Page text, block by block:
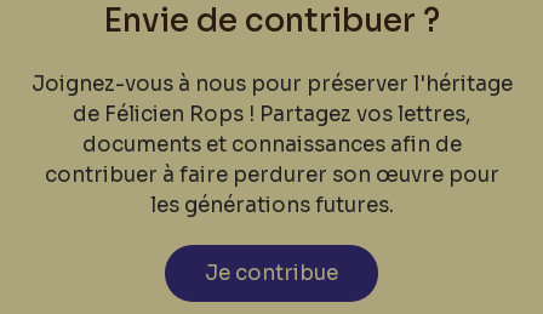
Envie de contribuer ?
Joignez-vous à nous pour préserver l'héritage
de Félicien Rops ! Partagez vos lettres,
documents et connaissances afin de
contribuer à faire perdurer son œuvre pour
les générations futures.
Je contribue